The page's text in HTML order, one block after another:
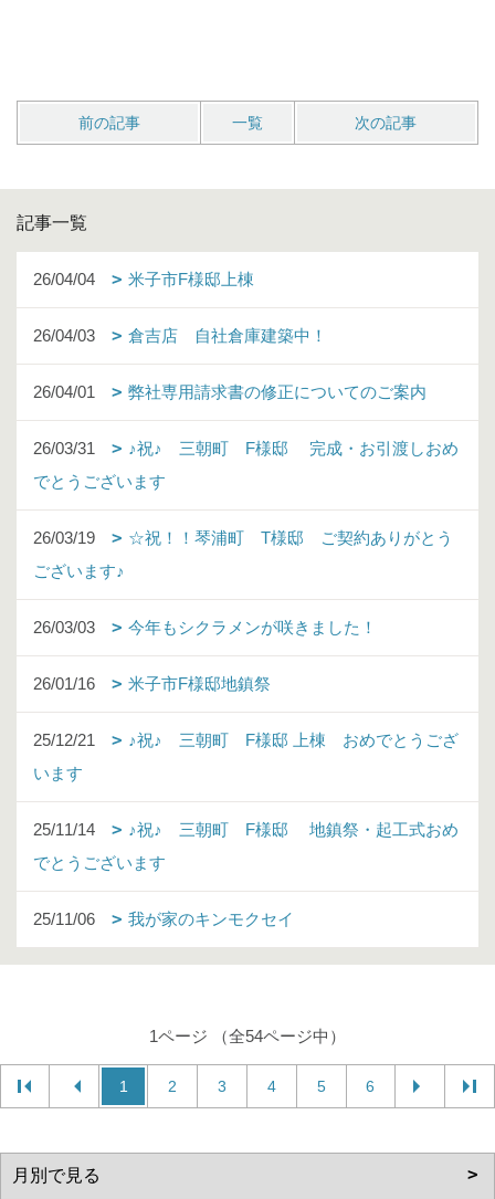
前の記事 一覧 次の記事
記事一覧
26/04/04 米子市F様邸上棟
26/04/03 倉吉店 自社倉庫建築中！
26/04/01 弊社専用請求書の修正についてのご案内
26/03/31
♪祝♪ 三朝町 F様邸 完成・お引渡しおめ
でとうございます
26/03/19
☆祝！！琴浦町 T様邸 ご契約ありがとう
ございます♪
26/03/03 今年もシクラメンが咲きました！
26/01/16 米子市F様邸地鎮祭
25/12/21
♪祝♪ 三朝町 F様邸 上棟 おめでとうござ
います
25/11/14
♪祝♪ 三朝町 F様邸 地鎮祭・起工式おめ
でとうございます
25/11/06 我が家のキンモクセイ
1ページ （全54ページ中）
1 2 3 4 5 6